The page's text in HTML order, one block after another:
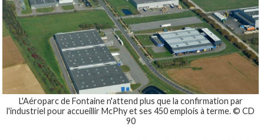
L'Aéroparc de Fontaine n'attend plus que la confirmation par
l'industriel pour accueillir McPhy et ses 450 emplois à terme. © CD
90